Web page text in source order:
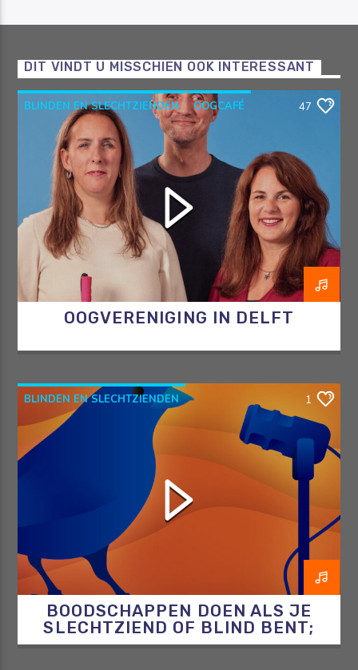
DIT VINDT U MISSCHIEN OOK INTERESSANT
BLINDEN EN SLECHTZIENDEN
OOGCAFÉ
OOGVERENIGING
RAZO & ZORG
47
OOGVERENIGING IN DELFT
BLINDEN EN SLECHTZIENDEN
BLINDENENSLECHTZIENDEN
BOODSCHAPPEN
DE BLINDE VINK
1
BOODSCHAPPEN DOEN ALS JE
SLECHTZIEND OF BLIND BENT;
ZEF LEGT UIT HOE JE DAT DOET!